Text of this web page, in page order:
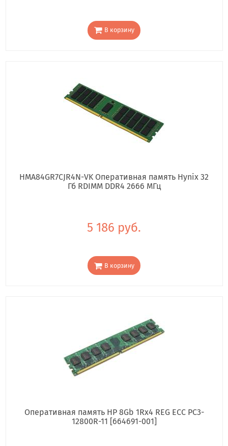
В корзину
HMA84GR7CJR4N-VK Оперативная память Hynix 32
Гб RDIMM DDR4 2666 МГц
5 186 руб.
В корзину
Оперативная память HP 8Gb 1Rx4 REG ECC PC3-
12800R-11 [664691-001]